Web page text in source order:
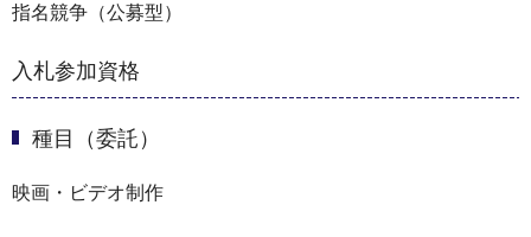
指名競争（公募型）
入札参加資格
種目（委託）
映画・ビデオ制作